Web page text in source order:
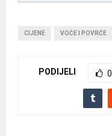
CIJENE VOĆE I POVRĆE
PODIJELI 0